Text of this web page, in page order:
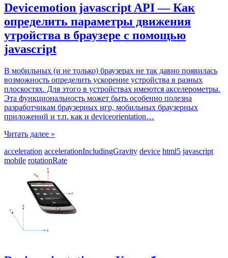
Devicemotion javascript API — Как
определить параметры движения
утройства в браузере с помощью
javascript
В мобильных (и не только) браузерах не так давно появилась
возможность определить ускорение устройства в разных
плоскостях. Для этого в устройствах имеются акселерометры.
Эта функциональность может быть особенно полезна
разработчикам браузерных игр, мобильных браузерных
приложений и т.п. как и deviceorientation…
Читать далее »
acceleration accelerationIncludingGravity device html5 javascript
mobile rotationRate